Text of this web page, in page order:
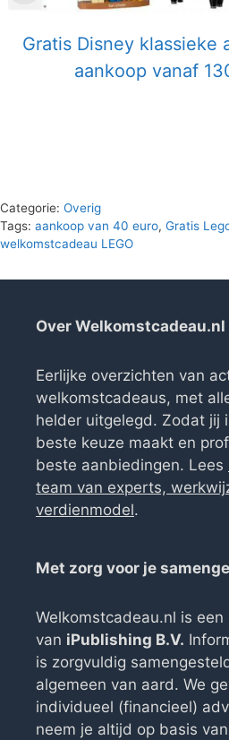
Gratis Disney klassieke
aankoop vanaf
Categorie: Overig
Tags: aankoop van 40 euro, Gratis
welkomstcadeau LEGO
Over Welkomstcadeau.nl
Eerlijke overzichten van
welkomstcadeaus, met
helder uitgelegd. Zodat jij
beste keuze maakt en
beste aanbiedingen. Lees
team van experts,
verdienmodel.
Met zorg voor je
Welkomstcadeau.nl is een
van iPublishing B.V.
is zorgvuldig
algemeen van aard. We
individueel (financieel)
neem je altijd op basis